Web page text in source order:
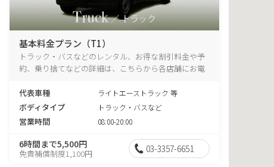
基本料金プラン（T1）
トラック・バスなどのレンタル、お得な割引料金や予
約、乗り捨てなどの詳細は、こちらから各店舗にお電
代表車種
ライトエーストラック 等
ボディタイプ トラック・バスなど
営業時間 08:00-20:00
6時間まで5,500円
免責補償制度1,100円 03-3357-6651